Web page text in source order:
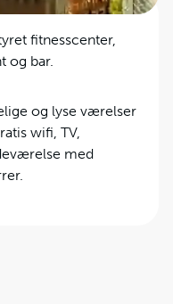
fitnesscenter,
og bar.
og lyse værelser
wifi, TV,
med